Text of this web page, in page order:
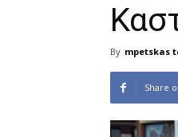
By mpetskas
Share